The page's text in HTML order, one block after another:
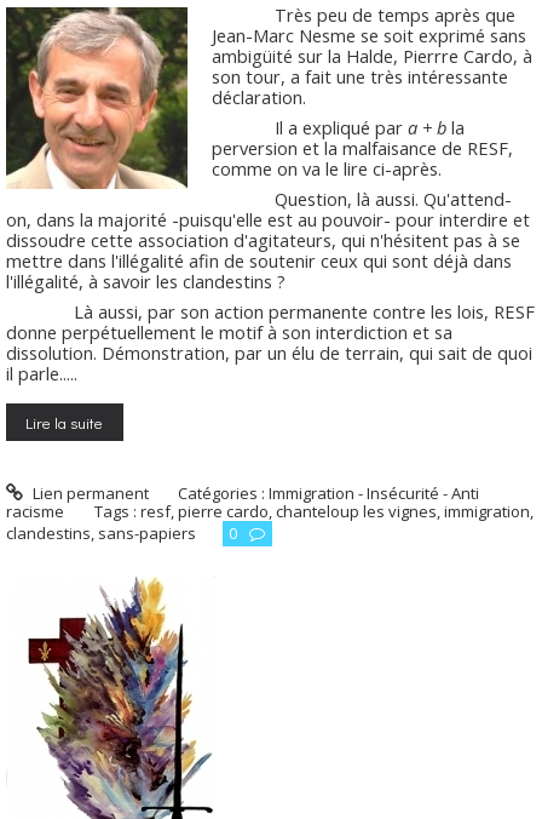
Très peu de temps après que
Jean-Marc Nesme se soit exprimé sans
ambigüité sur la Halde, Pierrre Cardo, à
son tour, a fait une très intéressante
déclaration.
Il a expliqué para + b la
perversion et la malfaisance de RESF,
comme on va le lire ci-après.
Question, là aussi. Qu'attend-
on, dans la majorité -puisqu'elle est au pouvoir- pour interdire et
dissoudre cette association d'agitateurs, qui n'hésitent pas à se
mettre dans l'illégalité afin de soutenir ceux qui sont déjà dans
l'illégalité, à savoir les clandestins ?
Là aussi, par son action permanente contre les lois, RESF
donne perpétuellement le motif à son interdiction et sa
dissolution. Démonstration, par un élu de terrain, qui sait de quoi
il parle.....
Lire la suite
Lien permanent Catégories :Immigration - Insécurité - Anti
racisme
Tags : resf,pierre cardo,chanteloup les vignes,immigration,
clandestins, sans-papiers 0